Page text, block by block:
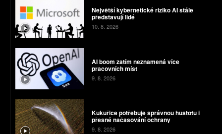
Největší kybernetické riziko AI stále
představují lidé
10. 8. 2026
AI boom zatím neznamená více
pracovních míst
9. 8. 2026
Kukuřice potřebuje správnou hustotu i
přesné načasování ochrany
9. 8. 2026